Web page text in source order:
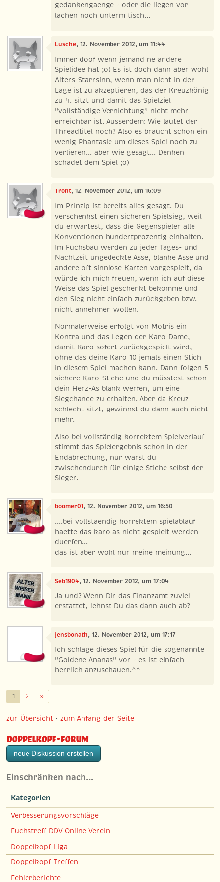
gedankengaenge - oder die liegen vor
lachen noch unterm tisch...
Lusche, 12. November 2012, um 11:44
Immer doof wenn jemand ne andere
Spielidee hat ;o) Es ist doch dann aber wohl
Alters-Starrsinn, wenn man nicht in der
Lage ist zu akzeptieren, das der Kreuzkönig
zu 4. sitzt und damit das Spielziel
"vollständige Vernichtung" nicht mehr
erreichbar ist. Ausserdem: Wie lautet der
Threadtitel noch? Also es braucht schon ein
wenig Phantasie um dieses Spiel noch zu
verlieren... aber wie gesagt... Denken
schadet dem Spiel ;o)
Tront, 12. November 2012, um 16:09
Im Prinzip ist bereits alles gesagt. Du
verschenkst einen sicheren Spielsieg, weil
du erwartest, dass die Gegenspieler alle
Konventionen hundertprozentig einhalten.
Im Fuchsbau werden zu jeder Tages- und
Nachtzeit ungedeckte Asse, blanke Asse und
andere oft sinnlose Karten vorgespielt, da
würde ich mich freuen, wenn ich auf diese
Weise das Spiel geschenkt bekomme und
den Sieg nicht einfach zurückgeben bzw.
nicht annehmen wollen.
Normalerweise erfolgt von Motris ein
Kontra und das Legen der Karo-Dame,
damit Karo sofort zurückgespielt wird,
ohne das deine Karo 10 jemals einen Stich
in diesem Spiel machen kann. Dann folgen 5
sichere Karo-Stiche und du müsstest schon
dein Herz-As blank werfen, um eine
Siegchance zu erhalten. Aber da Kreuz
schlecht sitzt, gewinnst du dann auch nicht
mehr.
Also bei vollständig korrektem Spielverlauf
stimmt das Spielergebnis schon in der
Endabrechung, nur warst du
zwischendurch für einige Stiche selbst der
Sieger.
boomer01, 12. November 2012, um 16:50
....bei vollstaendig korrektem spielablauf
haette das karo as nicht gespielt werden
duerfen...
das ist aber wohl nur meine meinung...
Seb1904, 12. November 2012, um 17:04
Ja und? Wenn Dir das Finanzamt zuviel
erstattet, lehnst Du das dann auch ab?
jensbonath, 12. November 2012, um 17:17
Ich schlage dieses Spiel für die sogenannte
"Goldene Ananas" vor - es ist einfach
herrlich anzuschauen.^^
1 2 »Weiter
zur Übersicht •zum Anfang der Seite
Doppelkopf-Forum
neue Diskussion erstellen
Einschränken nach…
Kategorien
Verbesserungsvorschläge
Fuchstreff DDV Online Verein
Doppelkopf-Liga
Doppelkopf-Treffen
Fehlerberichte